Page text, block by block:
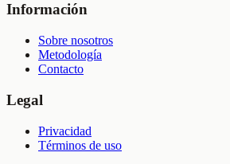
Información
Sobre nosotros
Metodología
Contacto
Legal
Privacidad
Términos de uso